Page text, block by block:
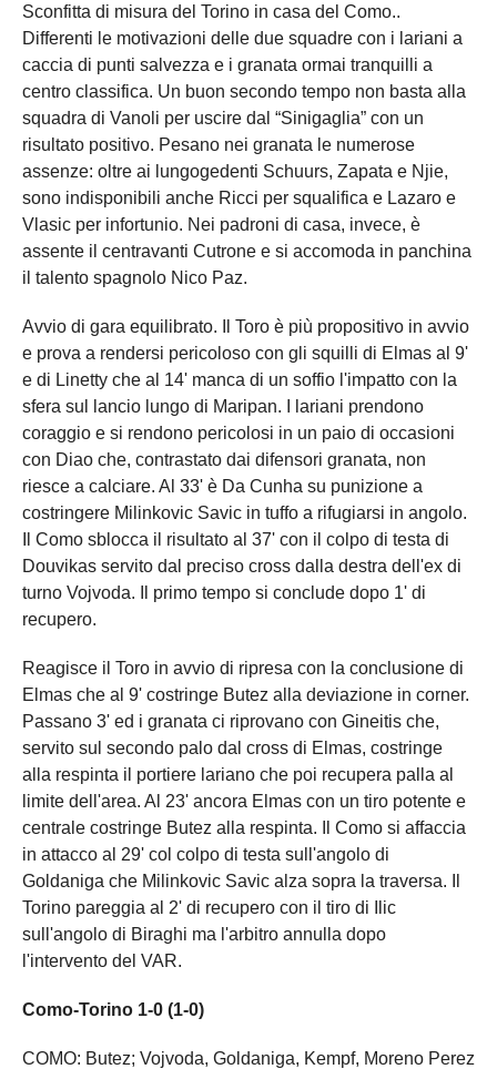
Sconfitta di misura del Torino in casa del Como..
Differenti le motivazioni delle due squadre con i lariani a
caccia di punti salvezza e i granata ormai tranquilli a
centro classifica. Un buon secondo tempo non basta alla
squadra di Vanoli per uscire dal “Sinigaglia” con un
risultato positivo. Pesano nei granata le numerose
assenze: oltre ai lungogedenti Schuurs, Zapata e Njie,
sono indisponibili anche Ricci per squalifica e Lazaro e
Vlasic per infortunio. Nei padroni di casa, invece, è
assente il centravanti Cutrone e si accomoda in panchina
il talento spagnolo Nico Paz.
Avvio di gara equilibrato. Il Toro è più propositivo in avvio
e prova a rendersi pericoloso con gli squilli di Elmas al 9'
e di Linetty che al 14' manca di un soffio l'impatto con la
sfera sul lancio lungo di Maripan. I lariani prendono
coraggio e si rendono pericolosi in un paio di occasioni
con Diao che, contrastato dai difensori granata, non
riesce a calciare. Al 33' è Da Cunha su punizione a
costringere Milinkovic Savic in tuffo a rifugiarsi in angolo.
Il Como sblocca il risultato al 37' con il colpo di testa di
Douvikas servito dal preciso cross dalla destra dell'ex di
turno Vojvoda. Il primo tempo si conclude dopo 1' di
recupero.
Reagisce il Toro in avvio di ripresa con la conclusione di
Elmas che al 9' costringe Butez alla deviazione in corner.
Passano 3' ed i granata ci riprovano con Gineitis che,
servito sul secondo palo dal cross di Elmas, costringe
alla respinta il portiere lariano che poi recupera palla al
limite dell'area. Al 23' ancora Elmas con un tiro potente e
centrale costringe Butez alla respinta. Il Como si affaccia
in attacco al 29' col colpo di testa sull'angolo di
Goldaniga che Milinkovic Savic alza sopra la traversa. Il
Torino pareggia al 2' di recupero con il tiro di Ilic
sull'angolo di Biraghi ma l'arbitro annulla dopo
l'intervento del VAR.
Como-Torino 1-0 (1-0)
COMO: Butez; Vojvoda, Goldaniga, Kempf, Moreno Perez